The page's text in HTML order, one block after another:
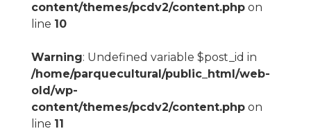
content/themes/pcdv2/content.phpon
line 10
Warning: Undefined variable $post_id in
/home/parquecultural/public_html/web-
old/wp-
content/themes/pcdv2/content.phpon
line 11